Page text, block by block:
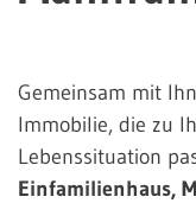
Gemeinsam mit
Immobilie, die zu
Lebenssituation
Einfamilienhaus,